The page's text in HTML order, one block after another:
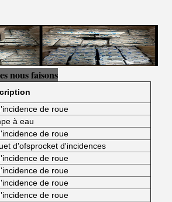
nous faisons
de roue
à eau
de roue
d'ofsprocket d'incidences
de roue
de roue
de roue
de roue